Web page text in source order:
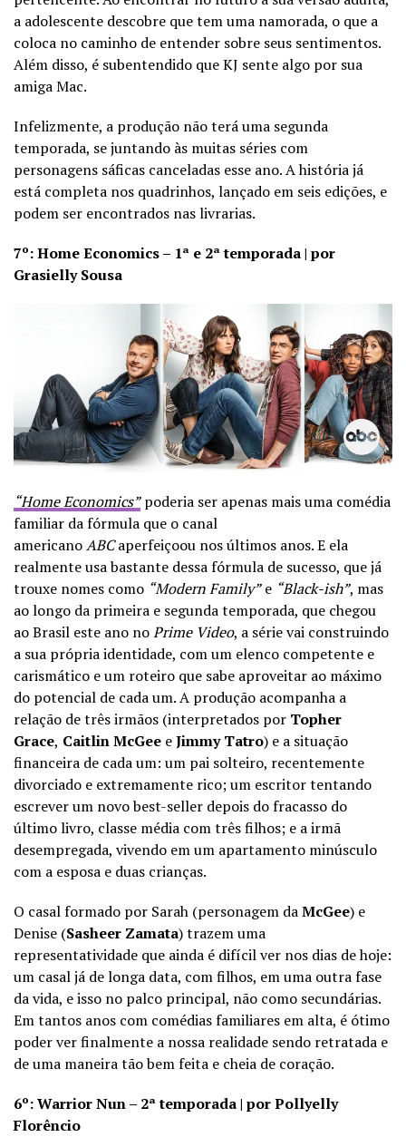
a adolescente descobre que tem uma namorada, o que a
coloca no caminho de entender sobre seus sentimentos.
Além disso, é subentendido que KJ sente algo por sua
amiga Mac.
Infelizmente, a produção não terá uma segunda
temporada, se juntando às muitas séries com
personagens sáficas canceladas esse ano. A história já
está completa nos quadrinhos, lançado em seis edições, e
podem ser encontrados nas livrarias.
7º: Home Economics – 1ª e 2ª temporada | por
Grasielly Sousa
“Home Economics”poderia ser apenas mais uma comédia
familiar da fórmula que o canal
americanoABCaperfeiçoou nos últimos anos. E ela
realmente usa bastante dessa fórmula de sucesso, que já
trouxe nomes como “Modern Family”e “Black-ish”, mas
ao longo da primeira e segunda temporada, que chegou
ao Brasil este ano noPrime Video, a série vai construindo
a sua própria identidade, com um elenco competente e
carismático e um roteiro que sabe aproveitar ao máximo
do potencial de cada um. A produção acompanha a
relação de três irmãos (interpretados por Topher
Grace, Caitlin McGee eJimmy Tatro) e a situação
financeira de cada um: um pai solteiro, recentemente
divorciado e extremamente rico; um escritor tentando
escrever um novo best-seller depois do fracasso do
último livro, classe média com três filhos; e a irmã
desempregada, vivendo em um apartamento minúsculo
com a esposa e duas crianças.
O casal formado por Sarah (personagem daMcGee) e
Denise (Sasheer Zamata) trazem uma
representatividade que ainda é difícil ver nos dias de hoje:
um casal já de longa data, com filhos, em uma outra fase
da vida, e isso no palco principal, não como secundárias.
Em tantos anos com comédias familiares em alta, é ótimo
poder ver finalmente a nossa realidade sendo retratada e
de uma maneira tão bem feita e cheia de coração.
6º: Warrior Nun – 2ª temporada | por Pollyelly
Florêncio